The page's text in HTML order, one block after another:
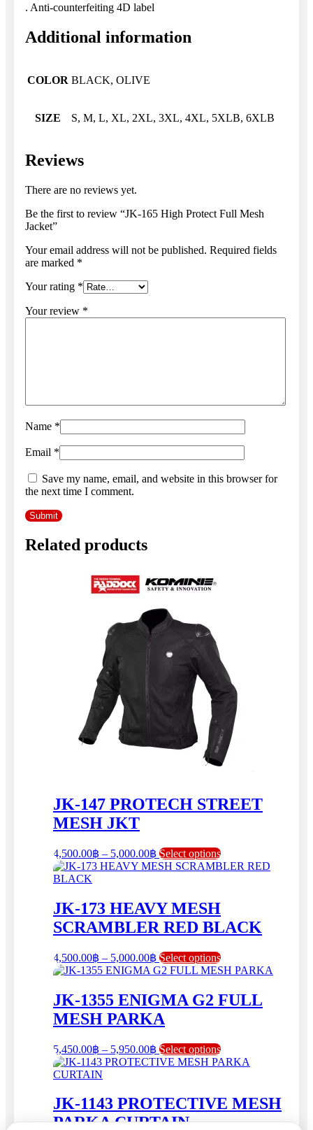
. Anti-counterfeiting 4D label
Additional information
COLOR BLACK, OLIVE
SIZE S, M, L, XL, 2XL, 3XL, 4XL, 5XLB, 6XLB
Reviews
There are no reviews yet.
Be the first to review “JK-165 High Protect Full Mesh
Jacket”
Your email address will not be published. Required fields
are marked *
Your rating *
Your review *
Name *
Email *
Save my name, email, and website in this browser for
the next time I comment.
Related products
JK-147 PROTECH STREET
MESH JKT
4,500.00฿ – 5,000.00฿ Price
range:
5,000.00฿
Select optionsThis
product
variants.
The
options
be
chosen
on
product
JK-173 HEAVY MESH
SCRAMBLER RED BLACK
4,500.00฿ – 5,000.00฿ Price
range:
through
5,000.00฿
Select optionsThis
product
multiple
variants.
may
be
chosen
product
page
JK-1355 ENIGMA G2 FULL
MESH PARKA
5,450.00฿ – 5,950.00฿ Price
range:
5,950.00฿
Select optionsThis
product
variants.
The
options
JK-1143 PROTECTIVE MESH
PARKA CURTAIN